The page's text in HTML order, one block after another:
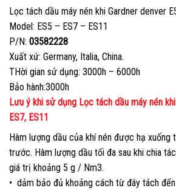
Lọc tách dầu máy nén khi Gardner denver
Model: ES5 – ES7 – ES11
P/N: 03582228
Xuất xứ: Germany, Italia, China.
THời gian sử dụng: 3000h – 6000h
Bảo hành:3000h
Lưu ý khi sử dụng Lọc tách dầu máy nén
ES7, ES11
Hàm lượng dầu của khí nén được hạ xuống
trước. Hàm lượng dầu tối đa sau khi chia
giá trị khoảng 5 g / Nm3.
• dảm bảo đủ khoảng cách từ đáy tách